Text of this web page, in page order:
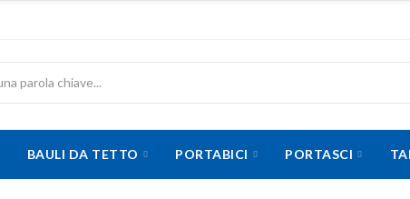
BAULI DA TETTO PORTABICI PORTASCI